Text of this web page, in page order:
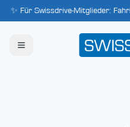
✨ Für Swissdrive-Mitglieder: